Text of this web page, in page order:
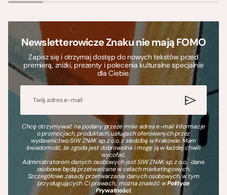
Newsletterowicze Znaku nie mają FOMO
Zapisz się i otrzymaj dostęp do nowych tekstów przed
premierą, zniżki, prezenty i polecenia kulturalne specjalnie
dla Ciebie.
Chcę otrzymywać na podany przeze mnie adres e-mail informacje
o promocjach, produktach, usługach oferowanych przez
wydawnictwo SIW ZNAK sp. z o.o. z siedzibą w Krakowie. Mam
świadomość, że zgoda jest dobrowolna i mogę ją w każdej chwili
wycofać.
Administratorem danych osobowych jest SIW ZNAK sp. z o.o., dane
osobowe będą przetwarzane w celach marketingowych.
Szczegółowe zasady przetwarzania danych osobowych, w tym
przysługujących Ci prawach, można znaleźć wPolityce
Prywatności.